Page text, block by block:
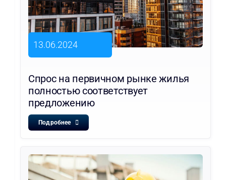
13.06.2024
Спрос на первичном рынке жилья
полностью соответствует
предложению
Подробнее